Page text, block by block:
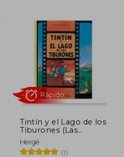
Tintín y el Lago de los
Tiburones (Las
Aventuras de Tintin
Rustica)
Hergé
(1)